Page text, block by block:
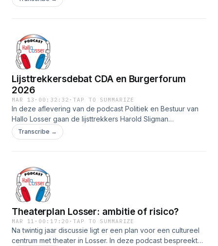
Jeroen Diepemaat en projectleider Berdien Knottenbelt
Lijsttrekkersdebat CDA en Burgerforum
2026
MAR 13 · 00:32:32 ·TAP TO SUMMARIZE
In deze aflevering van de podcast Politiek en Bestuur van
Hallo Losser gaan de lijsttrekkers Harold Sligman
(Burgerforum) en Paul Elferink (CDA) met elkaar in debat
over actuele onderwerpen in Losser.
Transcribe →
Theaterplan Losser: ambitie of risico?
MAR 11 · 00:17:20 ·TAP TO SUMMARIZE
Na twintig jaar discussie ligt er een plan voor een cultureel
centrum met theater in Losser. In deze podcast bespreekt